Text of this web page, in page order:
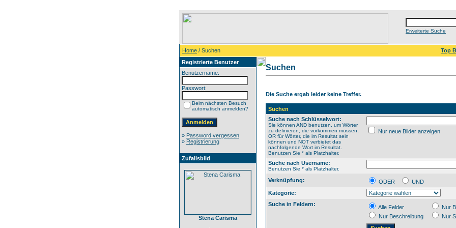
Erweiterte Suche
Home / Suchen
Top
Registrierte Benutzer
Benutzername:
Passwort:
Beim nächsten Besuch
automatisch anmelden?
» Password vergessen
» Registrierung
Zufallsbild
Stena Carisma
Suchen
Die Suche ergab leider keine Treffer.
Suchen
Suche nach Schlüsselwort:
Sie können AND benutzen, um Wörter
zu definieren, die vorkommen müssen,
OR für Wörter, die im Resultat sein
können und NOT verbietet das
nachfolgende Wort im Resultat.
Benutzen Sie * als Platzhalter.
Nur neue Bilder anzeigen
Suche nach Username:
Benutzen Sie * als Platzhalter.
Verknüpfung: ODER
UND
Kategorie:
Suche in Feldern:
Alle Felder
Nur
Nur Beschreibung
Nur